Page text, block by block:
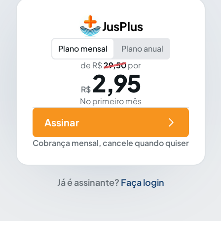
JusPlus
Plano mensal
Plano anual
de R$29,50por
R$ 2,95
No primeiro mês
Cobrança mensal, cancele quando quiser
Assinar
Já é assinante? Faça login